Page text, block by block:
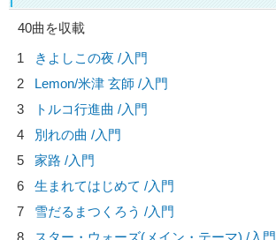
40曲を収載
1
きよしこの夜 /入門
2
Lemon/米津 玄師 /入門
3
トルコ行進曲 /入門
4
別れの曲 /入門
5
家路 /入門
6
生まれてはじめて /入門
7
雪だるまつくろう /入門
8
スター・ウォーズ(メイン・テーマ) /入門